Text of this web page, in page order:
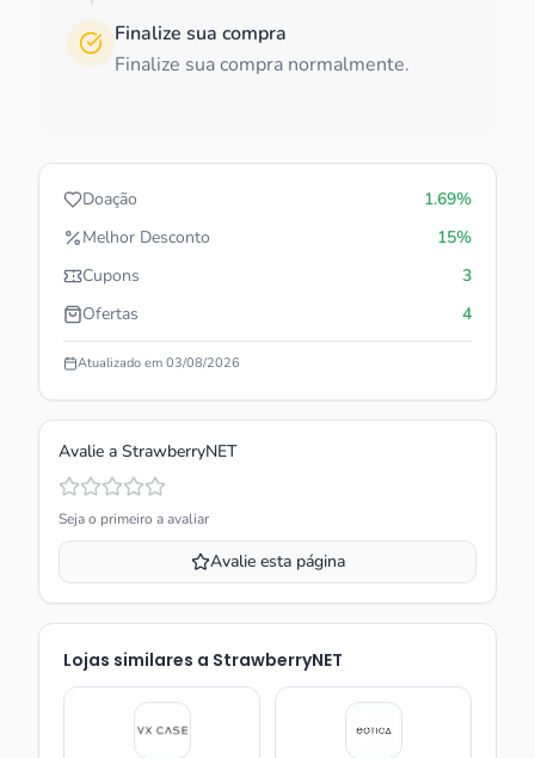
Finalize sua compra
Finalize sua compra normalmente.
Doação
1.69%
Melhor Desconto
15%
Cupons
3
Ofertas
4
Atualizado em 03/08/2026
Avalie a StrawberryNET
Seja o primeiro a avaliar
Avalie esta página
Lojas similares a StrawberryNET